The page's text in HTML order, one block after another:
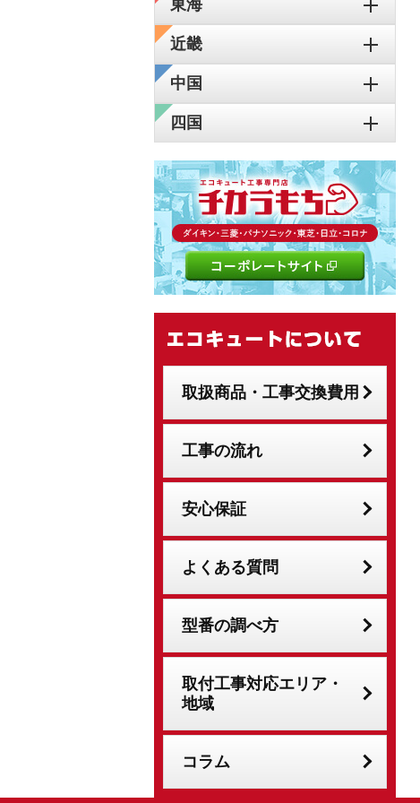
東海
近畿
中国
四国
取扱商品・工事交換費用
工事の流れ
安心保証
よくある質問
型番の調べ方
取付工事対応エリア・
地域
コラム